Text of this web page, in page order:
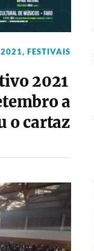
, FESTIVAIS
2021
a
o cartaz